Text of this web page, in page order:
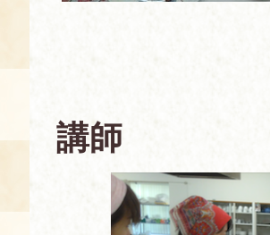
使用料・お支払
食の語り部の部
展示見学
講師